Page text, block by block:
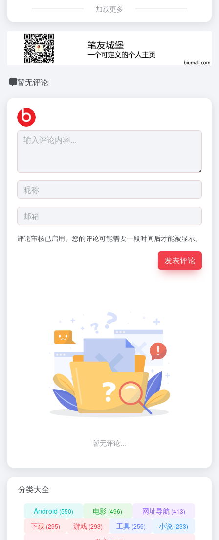
加载更多
暂无评论
评论审核已启用。您的评论可能需要一段时间后才能被显示。
发表评论
暂无评论...
分类大全
Android (550) 电影 (496) 网址导航 (413)
下载 (295) 游戏 (293) 工具(256) 小说 (233)